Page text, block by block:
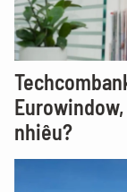
nhiêu?